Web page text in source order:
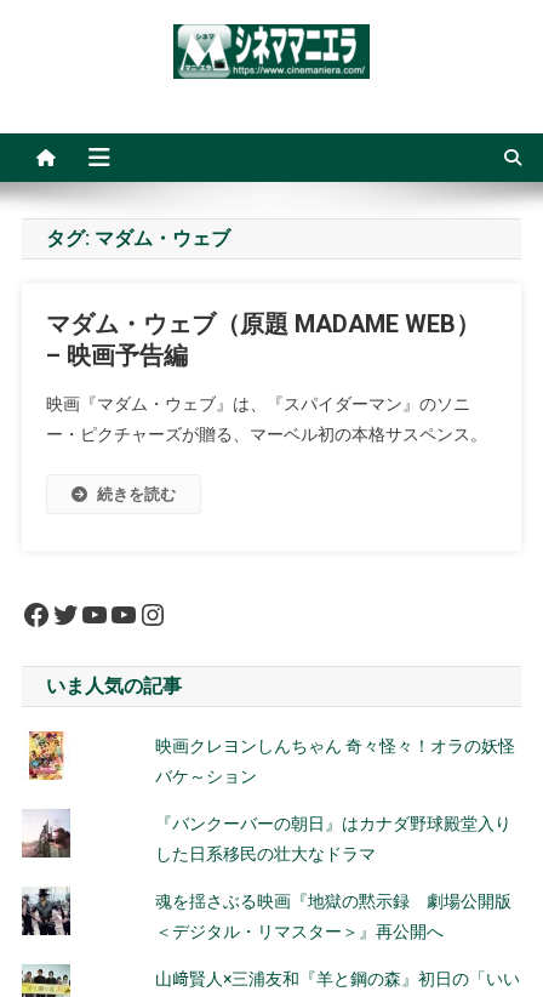
タグ: マダム・ウェブ
マダム・ウェブ（原題 MADAME WEB）
– 映画予告編
映画『マダム・ウェブ』は、『スパイダーマン』のソニ
ー・ピクチャーズが贈る、マーベル初の本格サスペンス。
続きを読む
Facebook
Twitter
YouTube
YouTube
Instagram
いま人気の記事
映画クレヨンしんちゃん 奇々怪々！オラの妖怪
バケ～ション
『バンクーバーの朝日』はカナダ野球殿堂入り
した日系移民の壮大なドラマ
魂を揺さぶる映画『地獄の黙示録 劇場公開版
＜デジタル・リマスター＞』再公開へ
山﨑賢人×三浦友和『羊と鋼の森』初日の「いい